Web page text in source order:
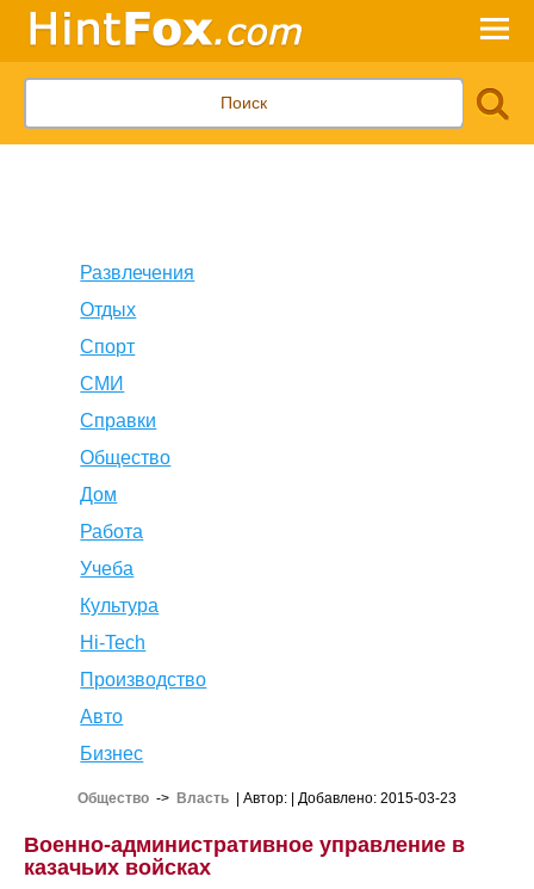
Развлечения
Отдых
Спорт
СМИ
Справки
Общество
Дом
Работа
Учеба
Культура
Hi-Tech
Производство
Авто
Бизнес
Общество -> Власть | Автор: | Добавлено: 2015-03-23
Военно-административное управление в
казачьих войсках